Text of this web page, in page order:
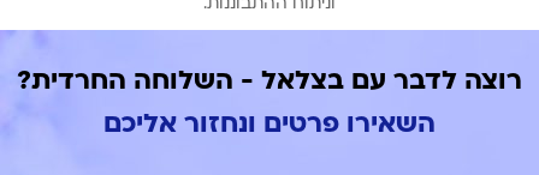
וניתוח ההתבוננות.
רוצה לדבר עם בצלאל - השלוחה החרדית?
השאירו פרטים ונחזור אליכם